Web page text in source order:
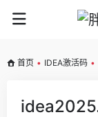
首页 • IDEA激活码 •